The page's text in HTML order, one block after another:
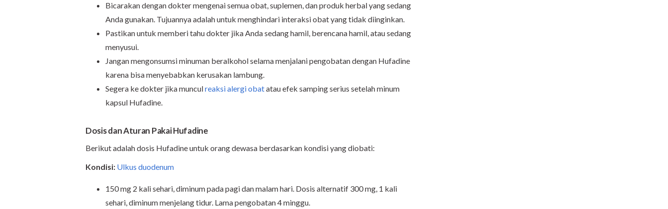
Bicarakan dengan dokter mengenai semua obat, suplemen, dan produk herbal yang sedang
Anda gunakan. Tujuannya adalah untuk menghindari interaksi obat yang tidak diinginkan.
Pastikan untuk memberi tahu dokter jika Anda sedang hamil, berencana hamil, atau sedang
menyusui.
Jangan mengonsumsi minuman beralkohol selama menjalani pengobatan dengan Hufadine
karena bisa menyebabkan kerusakan lambung.
Segera ke dokter jika munculreaksi alergi obatatau efek samping serius setelah minum
kapsul Hufadine.
Dosis dan Aturan Pakai Hufadine
Berikut adalah dosis Hufadine untuk orang dewasa berdasarkan kondisi yang diobati:
Kondisi: Ulkus duodenum
150 mg 2 kali sehari, diminum pada pagi dan malam hari. Dosis alternatif 300 mg, 1 kali
sehari, diminum menjelang tidur. Lama pengobatan 4 minggu.